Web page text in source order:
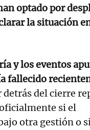
optado por
la situación
y los eventos
fallecido
detrás del cierre
si el
otra gestión o